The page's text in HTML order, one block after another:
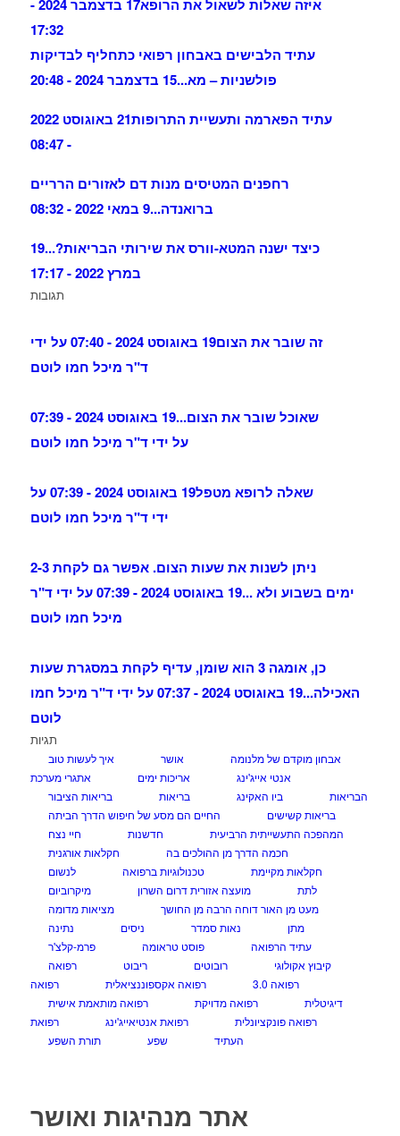
איזה שאלות לשאול את הרופא
17 בדצמבר 2024 -
17:32
עתיד הלבישים באבחון רפואי כתחליף לבדיקות
פולשניות – מא...15 בדצמבר 2024 - 20:48
עתיד הפארמה ותעשיית התרופות
21 באוגוסט 2022
- 08:47
רחפנים המטיסים מנות דם לאזורים הרריים
ברואנדה...9 במאי 2022 - 08:32
כיצד ישנה המטא-וורס את שירותי הבריאות?...19
במרץ 2022 - 17:17
תגובות
זה שובר את הצום
19 באוגוסט 2024 - 07:40 על ידי
ד"ר מיכל חמו לוטם
שאוכל שובר את הצום...
19 באוגוסט 2024 - 07:39
על ידי ד"ר מיכל חמו לוטם
שאלה לרופא מטפל
19 באוגוסט 2024 - 07:39 על
ידי ד"ר מיכל חמו לוטם
ניתן לשנות את שעות הצום. אפשר גם לקחת 2-3
ימים בשבוע ולא ...
19 באוגוסט 2024 - 07:39 על ידי ד"ר
מיכל חמו לוטם
כן, אומגה 3 הוא שומן, עדיף לקחת במסגרת שעות
האכילה...
19 באוגוסט 2024 - 07:37 על ידי ד"ר מיכל חמו
לוטם
תגיות
אבחון מוקדם של מלנומה אושר
איך לעשות טוב
אנטי אייג'ינג
אריכות ימים
אתגרי מערכת
הבריאות
ביו האקינג בריאות
בריאות הציבור
בריאות קשישים
החיים הם מסע של חיפוש הדרך הביתה
המהפכה התעשייתית הרביעית
חדשנות
חיי נצח
חכמה הדרך מן ההולכים בה
חקלאות אורגנית
חקלאות מקיימת
טכנולוגיות ברפואה
לנשום
לתת
מועצה אזורית דרום השרון
מיקרוביום
מעט מן האור דוחה הרבה מן החושך
מציאות מדומה
מתן
נאות סמדר ניסים
נתינה
עתיד הרפואה
פוסט טראומה
פרמ-קלצ'ר
קיבוץ אקולוגי
רובוטים ריבוט
רפואה
רפואה 3.0
רפואה אקספוננציאלית
רפואה
דיגיטלית
רפואה מדויקת
רפואה מותאמת אישית
רפואה פונקציונלית
רפואת אנטיאייג'ינג
רפואת
העתיד
שפע תורת השפע
אתר מנהיגות ואושר